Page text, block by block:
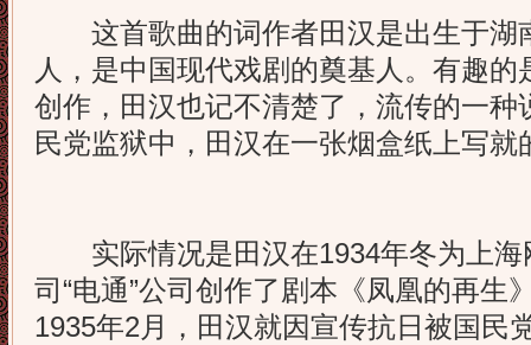
这首歌曲的词作者田汉是出生于湖
人，是中国现代戏剧的奠基人。有趣
创作，田汉也记不清楚了，流传的一种
民党监狱中，田汉在一张烟盒纸上写就
实际情况是田汉在1934年冬为上海
司“电通”公司创作了剧本《凤凰的再生
1935年2月，田汉就因宣传抗日被国民